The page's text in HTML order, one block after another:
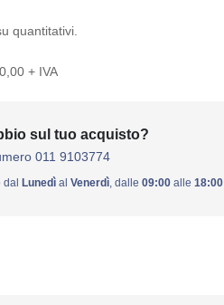
quantitativi.
+ IVA
sul tuo acquisto?
011 9103774
dal Lunedìal Venerdì, dalle 09:00alle 18:00.